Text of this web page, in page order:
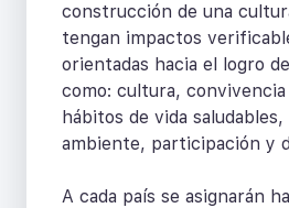
construcción de una
tengan impactos
orientadas hacia el logro
como: cultura, convivencia
hábitos de vida
ambiente, participación y
A cada país se asignarán